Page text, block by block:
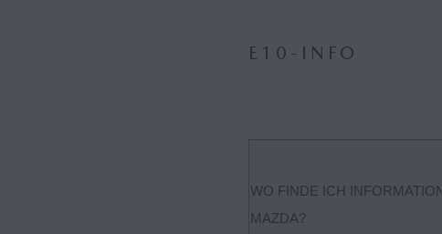
E10-INFO
WO FINDE ICH
MAZDA?